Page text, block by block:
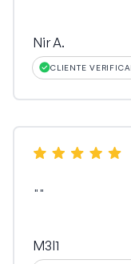
Nir A.
CLIENTE
""
M3l1